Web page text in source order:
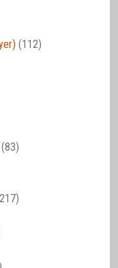
(112)
(83)